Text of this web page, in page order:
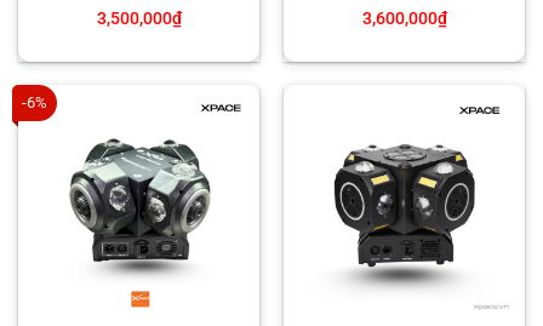
3,500,000₫ 3,600,000₫
-6%